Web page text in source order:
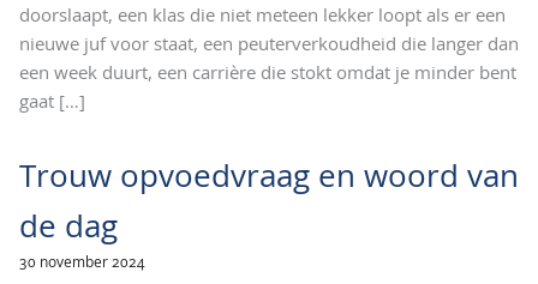
doorslaapt, een klas die niet meteen lekker loopt als er een
nieuwe juf voor staat, een peuterverkoudheid die langer dan
een week duurt, een carrière die stokt omdat je minder bent
gaat […]
Trouw opvoedvraag en woord van
de dag
30 november 2024